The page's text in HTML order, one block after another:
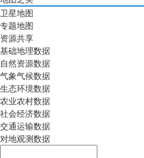
卫星地图
专题地图
资源共享
基础地理数据
自然资源数据
气象气候数据
生态环境数据
农业农村数据
社会经济数据
交通运输数据
对地观测数据